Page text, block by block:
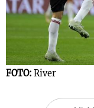
FOTO: River